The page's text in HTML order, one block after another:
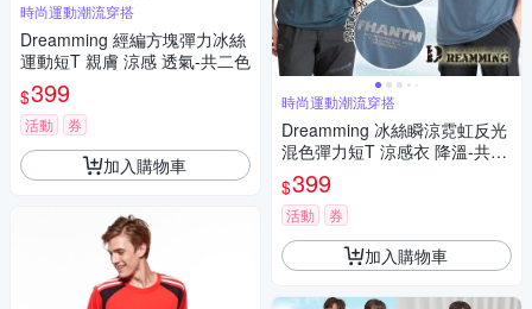
時尚運動潮流穿搭
Dreamming 經編方塊彈力冰絲
運動短T 親膚 涼感 透氣-共二色
$399
活動 券
加入購物車
時尚運動潮流穿搭
Dreamming 冰絲瞬涼霓虹反光
混色彈力短T 涼感衣 降溫-共三
色
$399
活動 券
加入購物車